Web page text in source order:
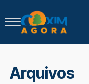
Arquivos